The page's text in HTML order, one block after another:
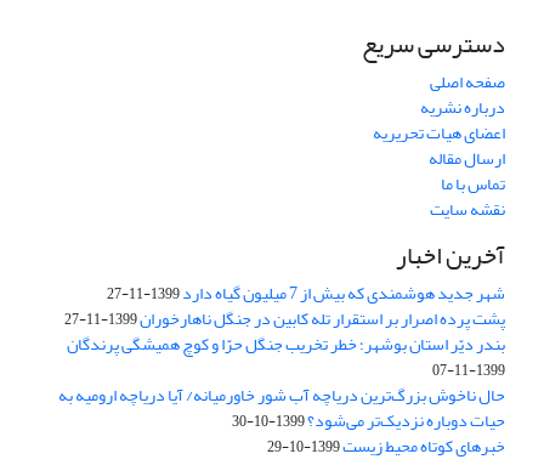
دسترسی سریع
صفحه اصلی
درباره نشریه
اعضای هیات تحریریه
ارسال مقاله
تماس با ما
نقشه سایت
آخرین اخبار
شهر جدید هوشمندی که بیش از 7 میلیون گیاه دارد 1399-11-27
پشت پرده اصرار بر استقرار تله کابین در جنگل ناهارخوران1399-11-27
بندر دیّر استان بوشهر؛ خطر تخریب جنگل‌ حرّا و کوچ همیشگی پرندگان
1399-11-07
حال ناخوش بزرگ‌ترین دریاچه آب شور ‌خاور‌میانه/‌ آیا دریاچه ارومیه به
حیات دوباره نزدیک‌تر می‌شود؟1399-10-30
خبرهای کوتاه محیط زیست1399-10-29